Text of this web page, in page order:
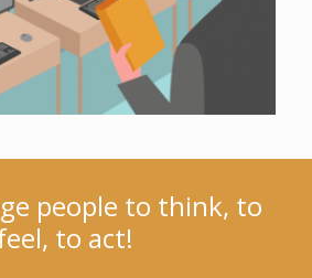
people to think, to
to act!